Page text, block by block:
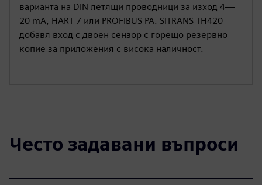
варианта на DIN летящи проводници за изход 4—
20 mA, HART 7 или PROFIBUS PA. SITRANS TH420
добавя вход с двоен сензор с горещо резервно
копие за приложения с висока наличност.
Често задавани въпроси